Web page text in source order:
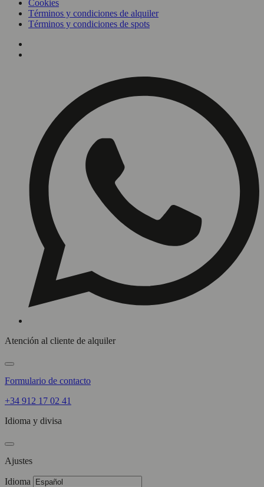
Cookies
Términos y condiciones de alquiler
Términos y condiciones de spots
Atención al cliente de alquiler
Formulario de contacto
+34 912 17 02 41
Idioma y divisa
Ajustes
Idioma